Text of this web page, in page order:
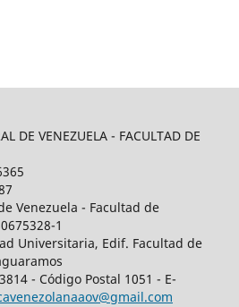
DE VENEZUELA - FACULTAD DE
Venezuela - Facultad de
1
Universitaria, Edif. Facultad de
- Código Postal 1051 - E-